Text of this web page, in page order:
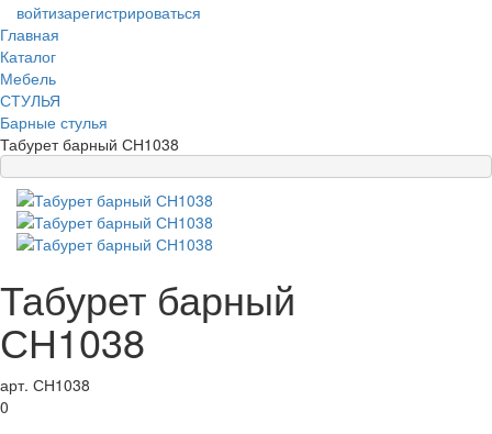
войтизарегистрироваться
Главная
Каталог
Мебель
СТУЛЬЯ
Барные стулья
Табурет барный СН1038
Табурет барный
СН1038
арт. СН1038
0